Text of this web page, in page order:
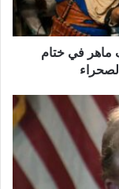
ماهر في ختام